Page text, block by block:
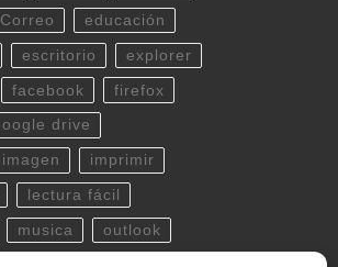
Correo educación
escritorio explorer
facebook firefox
drive
imagen imprimir
lectura fácil
musica outlook